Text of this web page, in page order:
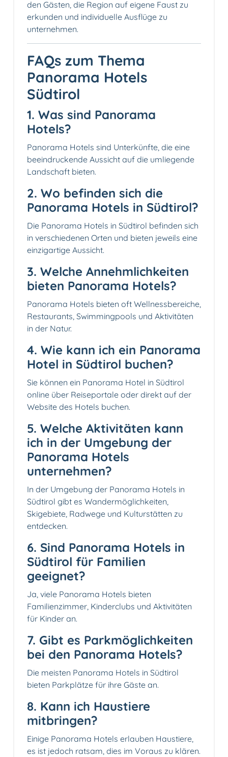
den Gästen, die Region auf eigene Faust zu
erkunden und individuelle Ausflüge zu
unternehmen.
FAQs zum Thema
Panorama Hotels
Südtirol
1. Was sind Panorama
Hotels?
Panorama Hotels sind Unterkünfte, die eine
beeindruckende Aussicht auf die umliegende
Landschaft bieten.
2. Wo befinden sich die
Panorama Hotels in Südtirol?
Die Panorama Hotels in Südtirol befinden sich
in verschiedenen Orten und bieten jeweils eine
einzigartige Aussicht.
3. Welche Annehmlichkeiten
bieten Panorama Hotels?
Panorama Hotels bieten oft Wellnessbereiche,
Restaurants, Swimmingpools und Aktivitäten
in der Natur.
4. Wie kann ich ein Panorama
Hotel in Südtirol buchen?
Sie können ein Panorama Hotel in Südtirol
online über Reiseportale oder direkt auf der
Website des Hotels buchen.
5. Welche Aktivitäten kann
ich in der Umgebung der
Panorama Hotels
unternehmen?
In der Umgebung der Panorama Hotels in
Südtirol gibt es Wandermöglichkeiten,
Skigebiete, Radwege und Kulturstätten zu
entdecken.
6. Sind Panorama Hotels in
Südtirol für Familien
geeignet?
Ja, viele Panorama Hotels bieten
Familienzimmer, Kinderclubs und Aktivitäten
für Kinder an.
7. Gibt es Parkmöglichkeiten
bei den Panorama Hotels?
Die meisten Panorama Hotels in Südtirol
bieten Parkplätze für ihre Gäste an.
8. Kann ich Haustiere
mitbringen?
Einige Panorama Hotels erlauben Haustiere,
es ist jedoch ratsam, dies im Voraus zu klären.